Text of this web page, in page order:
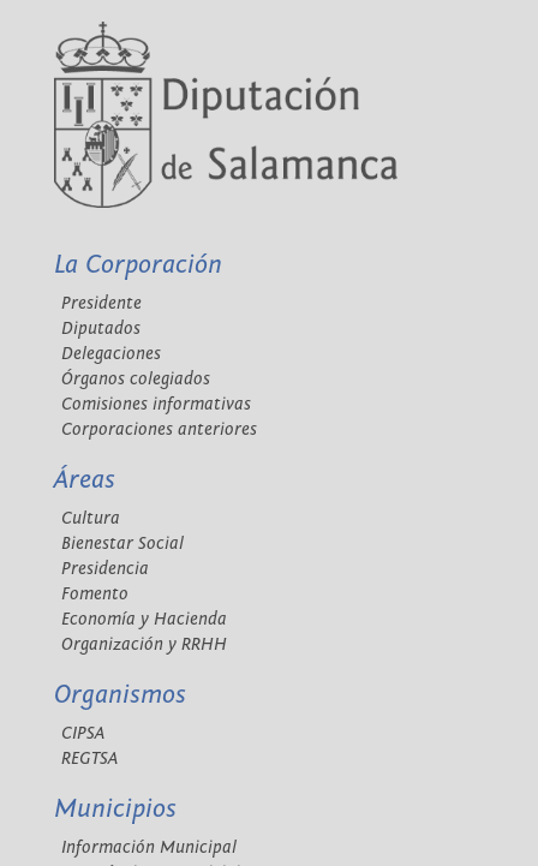
La Corporación
Presidente
Diputados
Delegaciones
Órganos colegiados
Comisiones informativas
Corporaciones anteriores
Áreas
Cultura
Bienestar Social
Presidencia
Fomento
Economía y Hacienda
Organización y RRHH
Organismos
CIPSA
REGTSA
Municipios
Información Municipal